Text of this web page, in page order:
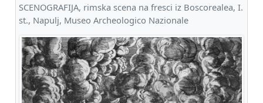
SCENOGRAFIJA, rimska scena na fresci iz Boscorealea, I.
st., Napulj, Museo Archeologico Nazionale